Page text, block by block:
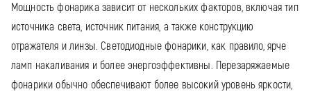
Мощность фонарика зависит от нескольких факторов, включая тип
источника света, источник питания, а также конструкцию
отражателя и линзы. Светодиодные фонарики, как правило, ярче
ламп накаливания и более энергоэффективны. Перезаряжаемые
фонарики обычно обеспечивают более высокий уровень яркости,